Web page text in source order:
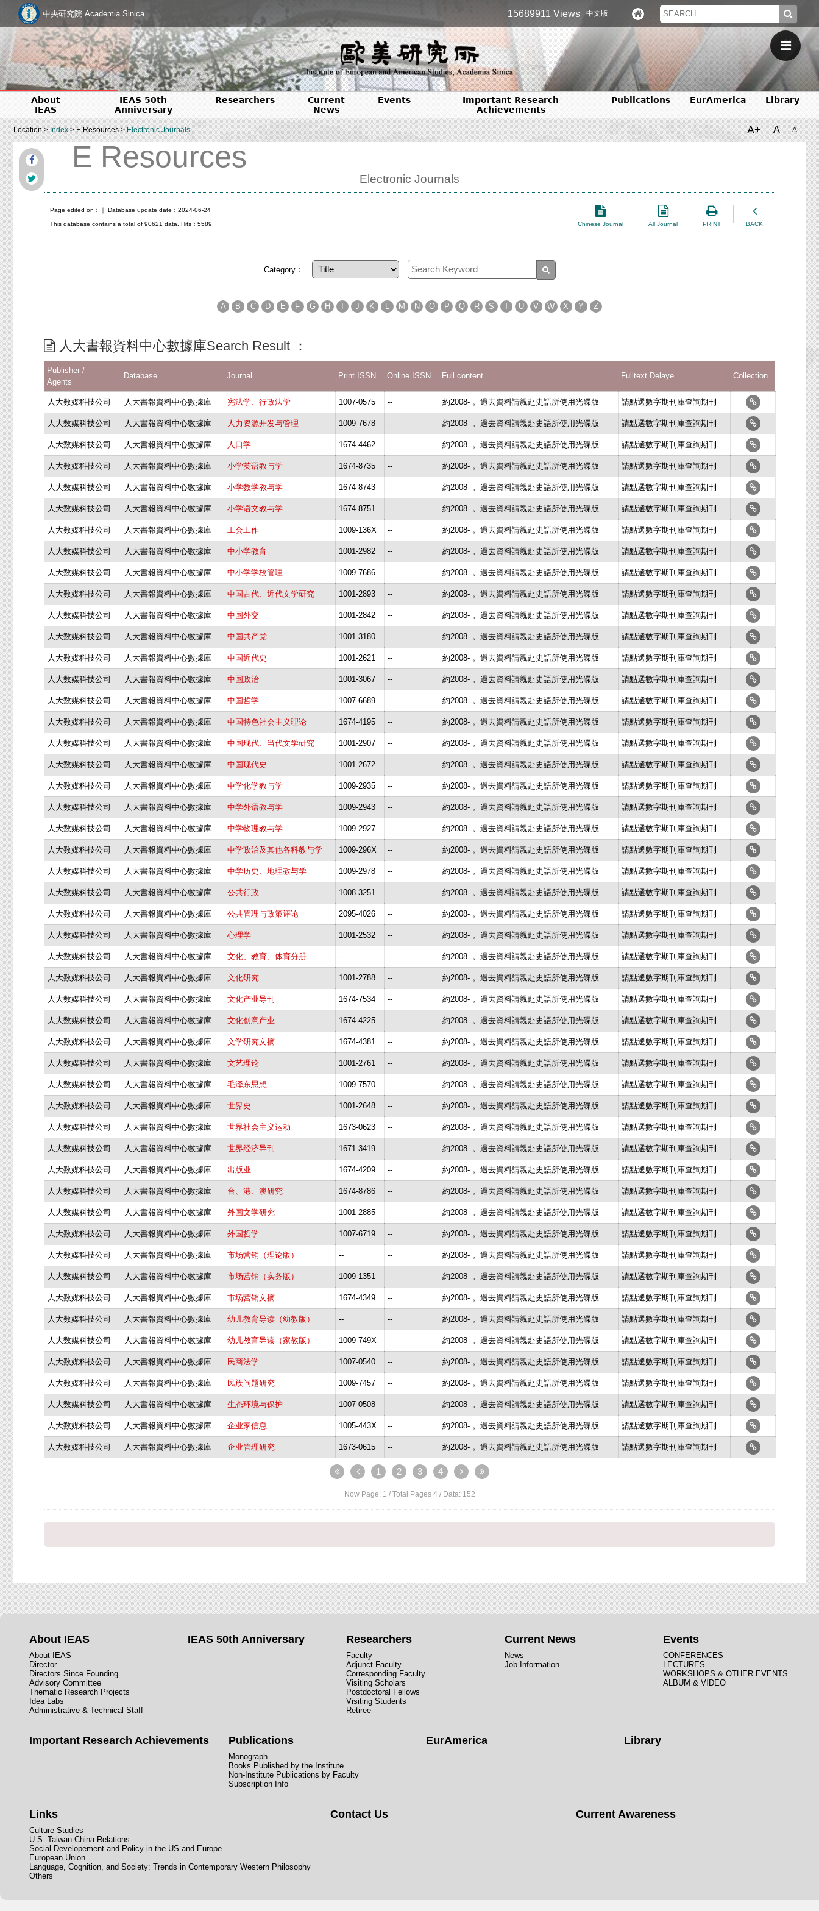
中央研究院 Academia Sinica 15689911 Views 中文版
About
IEAS
IEAS 50th
Anniversary
Researchers
Current
News
Events
Important Research
Achievements
Publications EurAmerica Library
Location >Index> E Resources >Electronic Journals A+ A A-
E Resources
Electronic Journals
Chinese Journal All Journal PRINT BACK
Page edited on： ｜ Database update date：2024-06-24
This database contains a total of 90621 data. Hits：5589
Category：
A B C D E F G H J K L M N O P Q R S T U V W X Y Z
人大書報資料中心數據庫Search Result ：
Publisher /
Agents
Database Journal Print ISSN Online ISSN Full content Fulltext Delaye Collection
人大数媒科技公司 人大書報資料中心數據庫 宪法学、行政法学 1007-0575 -- 約2008- 。過去資料請親赴史語所使用光碟版 請點選數字期刊庫查詢期刊
人大数媒科技公司 人大書報資料中心數據庫 人力资源开发与管理 1009-7678 -- 約2008- 。過去資料請親赴史語所使用光碟版 請點選數字期刊庫查詢期刊
人大数媒科技公司 人大書報資料中心數據庫 人口学 1674-4462 -- 約2008- 。過去資料請親赴史語所使用光碟版 請點選數字期刊庫查詢期刊
人大数媒科技公司 人大書報資料中心數據庫 小学英语教与学 1674-8735 -- 約2008- 。過去資料請親赴史語所使用光碟版 請點選數字期刊庫查詢期刊
人大数媒科技公司 人大書報資料中心數據庫 小学数学教与学 1674-8743 -- 約2008- 。過去資料請親赴史語所使用光碟版 請點選數字期刊庫查詢期刊
人大数媒科技公司 人大書報資料中心數據庫 小学语文教与学 1674-8751 -- 約2008- 。過去資料請親赴史語所使用光碟版 請點選數字期刊庫查詢期刊
人大数媒科技公司 人大書報資料中心數據庫 工会工作 1009-136X -- 約2008- 。過去資料請親赴史語所使用光碟版 請點選數字期刊庫查詢期刊
人大数媒科技公司 人大書報資料中心數據庫 中小学教育 1001-2982 -- 約2008- 。過去資料請親赴史語所使用光碟版 請點選數字期刊庫查詢期刊
人大数媒科技公司 人大書報資料中心數據庫 中小学学校管理 1009-7686 -- 約2008- 。過去資料請親赴史語所使用光碟版 請點選數字期刊庫查詢期刊
人大数媒科技公司 人大書報資料中心數據庫 中国古代、近代文学研究 1001-2893 -- 約2008- 。過去資料請親赴史語所使用光碟版 請點選數字期刊庫查詢期刊
人大数媒科技公司 人大書報資料中心數據庫 中国外交 1001-2842 -- 約2008- 。過去資料請親赴史語所使用光碟版 請點選數字期刊庫查詢期刊
人大数媒科技公司 人大書報資料中心數據庫 中国共产党 1001-3180 -- 約2008- 。過去資料請親赴史語所使用光碟版 請點選數字期刊庫查詢期刊
人大数媒科技公司 人大書報資料中心數據庫 中国近代史 1001-2621 -- 約2008- 。過去資料請親赴史語所使用光碟版 請點選數字期刊庫查詢期刊
人大数媒科技公司 人大書報資料中心數據庫 中国政治 1001-3067 -- 約2008- 。過去資料請親赴史語所使用光碟版 請點選數字期刊庫查詢期刊
人大数媒科技公司 人大書報資料中心數據庫 中国哲学 1007-6689 -- 約2008- 。過去資料請親赴史語所使用光碟版 請點選數字期刊庫查詢期刊
人大数媒科技公司 人大書報資料中心數據庫 中国特色社会主义理论 1674-4195 -- 約2008- 。過去資料請親赴史語所使用光碟版 請點選數字期刊庫查詢期刊
人大数媒科技公司 人大書報資料中心數據庫 中国现代、当代文学研究 1001-2907 -- 約2008- 。過去資料請親赴史語所使用光碟版 請點選數字期刊庫查詢期刊
人大数媒科技公司 人大書報資料中心數據庫 中国现代史 1001-2672 -- 約2008- 。過去資料請親赴史語所使用光碟版 請點選數字期刊庫查詢期刊
人大数媒科技公司 人大書報資料中心數據庫 中学化学教与学 1009-2935 -- 約2008- 。過去資料請親赴史語所使用光碟版 請點選數字期刊庫查詢期刊
人大数媒科技公司 人大書報資料中心數據庫 中学外语教与学 1009-2943 -- 約2008- 。過去資料請親赴史語所使用光碟版 請點選數字期刊庫查詢期刊
人大数媒科技公司 人大書報資料中心數據庫 中学物理教与学 1009-2927 -- 約2008- 。過去資料請親赴史語所使用光碟版 請點選數字期刊庫查詢期刊
人大数媒科技公司 人大書報資料中心數據庫 中学政治及其他各科教与学 1009-296X -- 約2008- 。過去資料請親赴史語所使用光碟版 請點選數字期刊庫查詢期刊
人大数媒科技公司 人大書報資料中心數據庫 中学历史、地理教与学 1009-2978 -- 約2008- 。過去資料請親赴史語所使用光碟版 請點選數字期刊庫查詢期刊
人大数媒科技公司 人大書報資料中心數據庫 公共行政 1008-3251 -- 約2008- 。過去資料請親赴史語所使用光碟版 請點選數字期刊庫查詢期刊
人大数媒科技公司 人大書報資料中心數據庫 公共管理与政策评论 2095-4026 -- 約2008- 。過去資料請親赴史語所使用光碟版 請點選數字期刊庫查詢期刊
人大数媒科技公司 人大書報資料中心數據庫 心理学 1001-2532 -- 約2008- 。過去資料請親赴史語所使用光碟版 請點選數字期刊庫查詢期刊
人大数媒科技公司 人大書報資料中心數據庫 文化、教育、体育分册 -- -- 約2008- 。過去資料請親赴史語所使用光碟版 請點選數字期刊庫查詢期刊
人大数媒科技公司 人大書報資料中心數據庫 文化研究 1001-2788 -- 約2008- 。過去資料請親赴史語所使用光碟版 請點選數字期刊庫查詢期刊
人大数媒科技公司 人大書報資料中心數據庫 文化产业导刊 1674-7534 -- 約2008- 。過去資料請親赴史語所使用光碟版 請點選數字期刊庫查詢期刊
人大数媒科技公司 人大書報資料中心數據庫 文化创意产业 1674-4225 -- 約2008- 。過去資料請親赴史語所使用光碟版 請點選數字期刊庫查詢期刊
人大数媒科技公司 人大書報資料中心數據庫 文学研究文摘 1674-4381 -- 約2008- 。過去資料請親赴史語所使用光碟版 請點選數字期刊庫查詢期刊
人大数媒科技公司 人大書報資料中心數據庫 文艺理论 1001-2761 -- 約2008- 。過去資料請親赴史語所使用光碟版 請點選數字期刊庫查詢期刊
人大数媒科技公司 人大書報資料中心數據庫 毛泽东思想 1009-7570 -- 約2008- 。過去資料請親赴史語所使用光碟版 請點選數字期刊庫查詢期刊
人大数媒科技公司 人大書報資料中心數據庫 世界史 1001-2648 -- 約2008- 。過去資料請親赴史語所使用光碟版 請點選數字期刊庫查詢期刊
人大数媒科技公司 人大書報資料中心數據庫 世界社会主义运动 1673-0623 -- 約2008- 。過去資料請親赴史語所使用光碟版 請點選數字期刊庫查詢期刊
人大数媒科技公司 人大書報資料中心數據庫 世界经济导刊 1671-3419 -- 約2008- 。過去資料請親赴史語所使用光碟版 請點選數字期刊庫查詢期刊
人大数媒科技公司 人大書報資料中心數據庫 出版业 1674-4209 -- 約2008- 。過去資料請親赴史語所使用光碟版 請點選數字期刊庫查詢期刊
人大数媒科技公司 人大書報資料中心數據庫 台、港、澳研究 1674-8786 -- 約2008- 。過去資料請親赴史語所使用光碟版 請點選數字期刊庫查詢期刊
人大数媒科技公司 人大書報資料中心數據庫 外国文学研究 1001-2885 -- 約2008- 。過去資料請親赴史語所使用光碟版 請點選數字期刊庫查詢期刊
人大数媒科技公司 人大書報資料中心數據庫 外国哲学 1007-6719 -- 約2008- 。過去資料請親赴史語所使用光碟版 請點選數字期刊庫查詢期刊
人大数媒科技公司 人大書報資料中心數據庫 市场营销（理论版） -- -- 約2008- 。過去資料請親赴史語所使用光碟版 請點選數字期刊庫查詢期刊
人大数媒科技公司 人大書報資料中心數據庫 市场营销（实务版） 1009-1351 -- 約2008- 。過去資料請親赴史語所使用光碟版 請點選數字期刊庫查詢期刊
人大数媒科技公司 人大書報資料中心數據庫 市场营销文摘 1674-4349 -- 約2008- 。過去資料請親赴史語所使用光碟版 請點選數字期刊庫查詢期刊
人大数媒科技公司 人大書報資料中心數據庫 幼儿教育导读（幼教版） -- -- 約2008- 。過去資料請親赴史語所使用光碟版 請點選數字期刊庫查詢期刊
人大数媒科技公司 人大書報資料中心數據庫 幼儿教育导读（家教版） 1009-749X -- 約2008- 。過去資料請親赴史語所使用光碟版 請點選數字期刊庫查詢期刊
人大数媒科技公司 人大書報資料中心數據庫 民商法学 1007-0540 -- 約2008- 。過去資料請親赴史語所使用光碟版 請點選數字期刊庫查詢期刊
人大数媒科技公司 人大書報資料中心數據庫 民族问题研究 1009-7457 -- 約2008- 。過去資料請親赴史語所使用光碟版 請點選數字期刊庫查詢期刊
人大数媒科技公司 人大書報資料中心數據庫 生态环境与保护 1007-0508 -- 約2008- 。過去資料請親赴史語所使用光碟版 請點選數字期刊庫查詢期刊
人大数媒科技公司 人大書報資料中心數據庫 企业家信息 1005-443X -- 約2008- 。過去資料請親赴史語所使用光碟版 請點選數字期刊庫查詢期刊
人大数媒科技公司 人大書報資料中心數據庫 企业管理研究 1673-0615 -- 約2008- 。過去資料請親赴史語所使用光碟版 請點選數字期刊庫查詢期刊
1 2 3 4
Now Page: 1 / Total Pages 4/ Data: 152
About IEAS
About IEAS
Director
Directors Since Founding
Advisory Committee
Thematic Research Projects
Idea Labs
Administrative & Technical Staff
IEAS 50th Anniversary Researchers
Faculty
Adjunct Faculty
Corresponding Faculty
Visiting Scholars
Postdoctoral Fellows
Visiting Students
Retiree
Current News
News
Job Information
Events
CONFERENCES
LECTURES
WORKSHOPS & OTHER EVENTS
ALBUM & VIDEO
Important Research Achievements Publications
Monograph
Books Published by the Institute
Non-Institute Publications by Faculty
Subscription Info
EurAmerica Library
Links
Culture Studies
U.S.-Taiwan-China Relations
Social Developement and Policy in the US and Europe
European Union
Language, Cognition, and Society: Trends in Contemporary Western Philosophy
Others
Contact Us Current Awareness